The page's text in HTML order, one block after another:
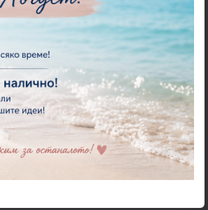
Крака за мебели
Други аксесоари, материали и
инструменти
Моливи, маркери, химикали,
пастели и восъци
Восъци
Маркери, флумастери, химикали
Пастели
Панделки, дантели и други